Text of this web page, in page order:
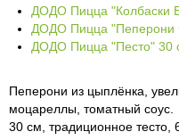
ДОДО Пицца "Колбаски
ДОДО Пицца "Пеперони
ДОДО Пицца "Песто" 30
Пеперони из цыплёнка,
моцареллы, томатный соус.
30 см, традиционное тесто,
Лапша/Ганфан
Пицца
Гарниры
Кофе, чай, какао
Обувь